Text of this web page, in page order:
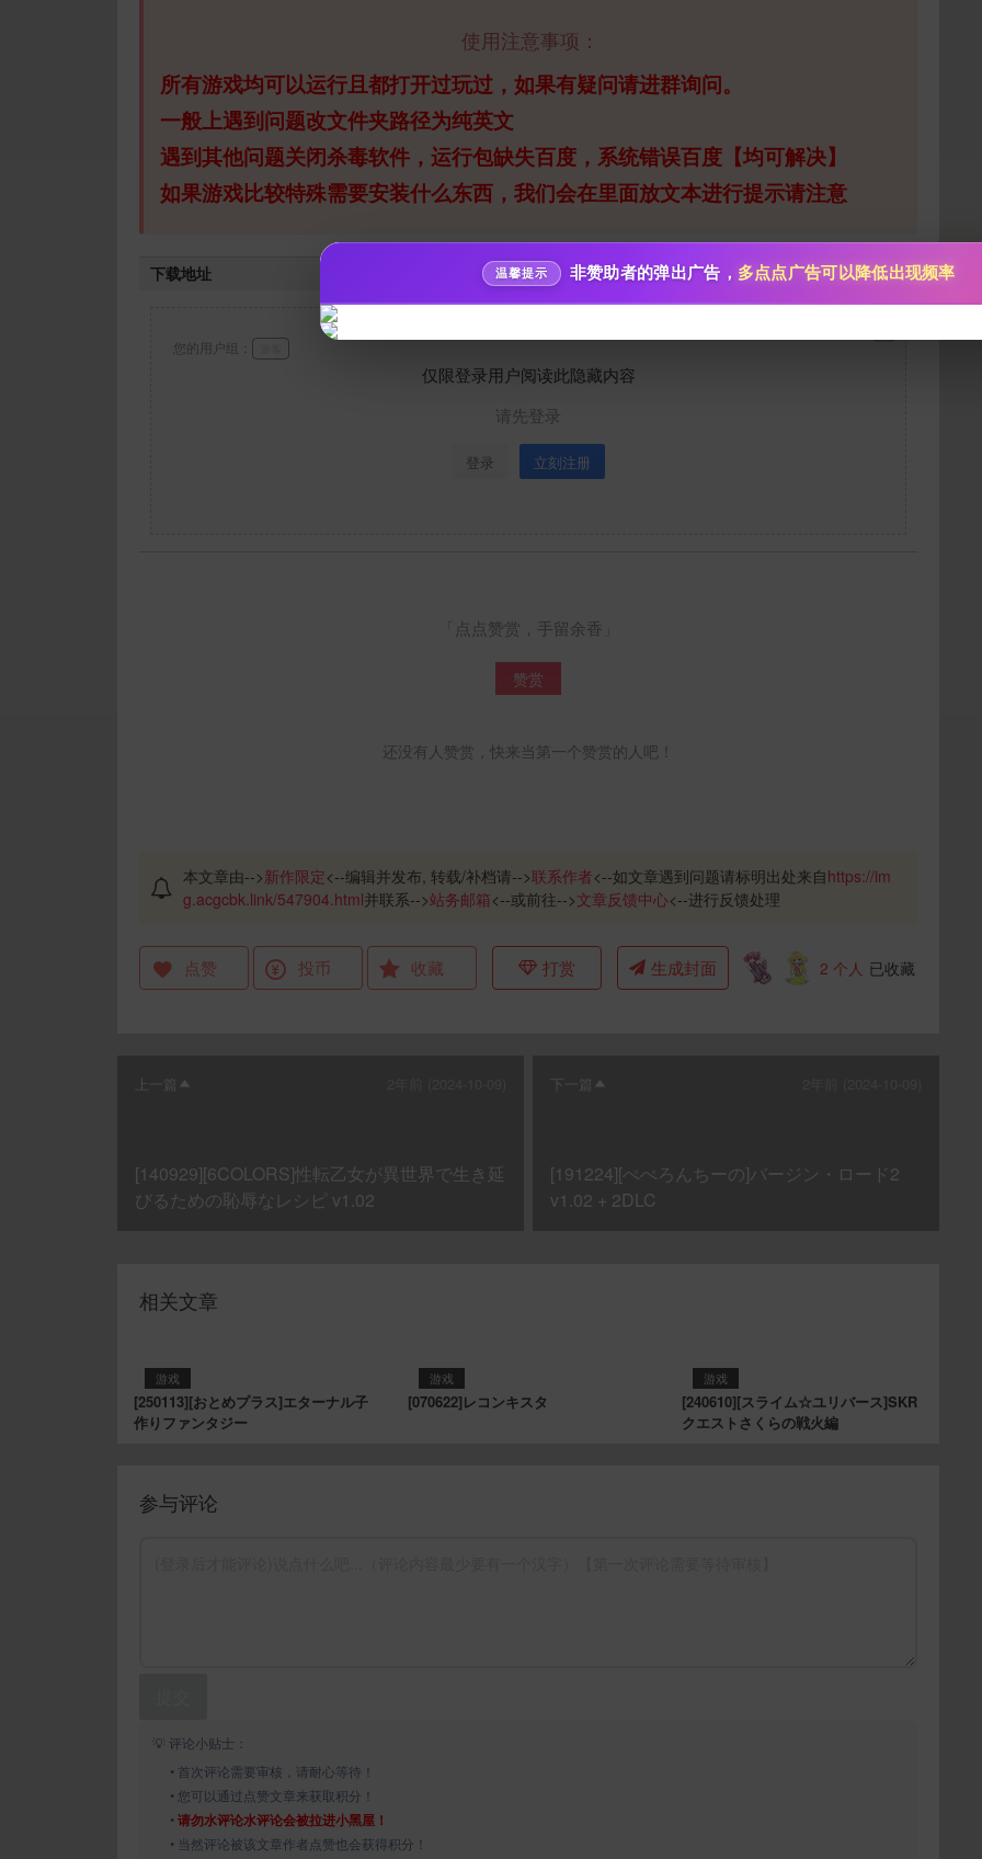
200 分 500分 自定义
使用注意事项：
所有游戏均可以运行且都打开过玩过，如果有疑问请进群询问。
一般上遇到问题改文件夹路径为纯英文
遇到其他问题关闭杀毒软件，运行包缺失百度，系统错误百度【均可解决】
如果游戏比较特殊需要安装什么东西，我们会在里面放文本进行提示请注意
下载地址
仅限登录用户阅读此隐藏内容
请先登录
登录 立刻注册
您的用户组：
「点点赞赏，手留余香」
赞赏
还没有人赞赏，快来当第一个赞赏的人吧！
本文章由-->新作限定<--编辑并发布, 转载/补档请-->联系作者<--如文章遇到问题请标明出处来自https://im
g.acgcbk.link/547904.html并联系-->站务邮箱<--或前往-->文章反馈中心<--进行反馈处理
点赞 投币 收藏 打赏
秒传文本链接
生成封面
分享到微博
2 个人 已收藏
上一篇
[140929][6COLORS]性転乙女が異世界で生き延
びるための恥辱なレシピ v1.02
下一篇
[191224][ぺぺろんちーの]バージン・ロード2
v1.02 + 2DLC
相关文章
游戏
[250113][おとめプラス]エターナル子
作りファンタジー
游戏
[070622]レコンキスタ
游戏
[240610][スライム☆ユリバース]SKR
クエストさくらの戦火編
参与评论
💡 评论小贴士：
• 首次评论需要审核，请耐心等待！
• 您可以通过点赞文章来获取积分！
• 请勿水评论水评论会被拉进小黑屋！
• 当然评论被该文章作者点赞也会获得积分！
温馨提示 非赞助者的弹出广告， 多点点广告可以降低出现频率